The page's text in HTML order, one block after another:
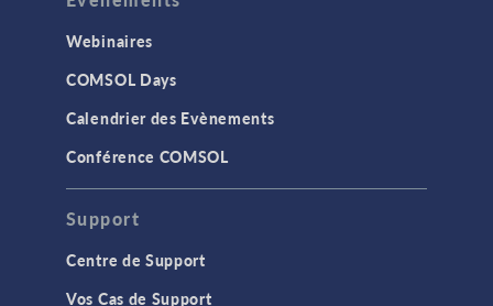
Webinaires
COMSOL Days
Calendrier des Evènements
Conférence COMSOL
Support
Centre de Support
Vos Cas de Support